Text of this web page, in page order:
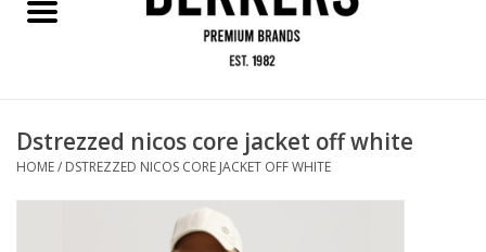
Mannen
KADOBONNEN
Dstrezzed nicos core jacket off white
HOME/ DSTREZZED NICOS CORE JACKET OFF WHITE